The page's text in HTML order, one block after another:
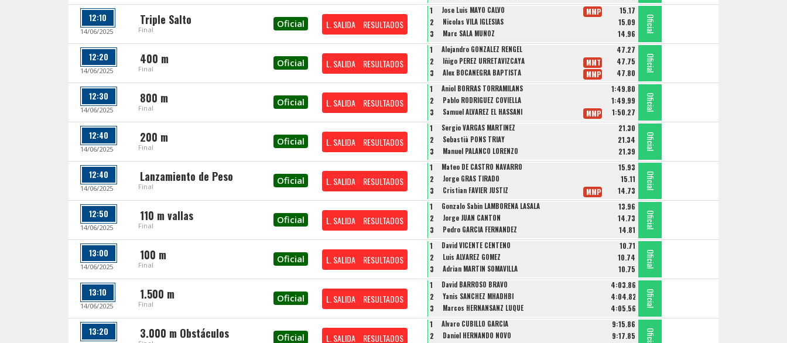
12:10
14/06/2025
Triple Salto
Final
Oficial L. SALIDA RESULTADOS
1 Jose Luis MAYO CALVO 15.17
MMP
Oficial
2 Nicolas VILA IGLESIAS 15.09 Oficial
3 Marc SALA MUÑOZ 14.96
Oficial
12:20
14/06/2025
400 m
Final
Oficial L. SALIDA RESULTADOS
1 Alejandro GONZALEZ RENGEL 47.27
Oficial
2 Iñigo PEREZ URRETAVIZCAYA 47.75
MMT Oficial
3 Alex BOCANEGRA BAPTISTA 47.80
MMP
Oficial
12:30
14/06/2025
800 m
Final
Oficial L. SALIDA RESULTADOS
1 Aniol BORRAS TORRAMILANS 1:49.80
Oficial
2 Pablo RODRIGUEZ COVIELLA 1:49.99 Oficial
3 Samuel ALVAREZ EL HASSANI 1:50.27
MMP
Oficial
12:40
14/06/2025
200 m
Final
Oficial L. SALIDA RESULTADOS
1 Sergio VARGAS MARTINEZ 21.30
Oficial
2 Sebastià PONS TRIAY 21.34 Oficial
3 Manuel PALANCO LORENZO 21.39
Oficial
12:40
14/06/2025
Lanzamiento de Peso
Final
Oficial L. SALIDA RESULTADOS
1 Mateo DE CASTRO NAVARRO 15.93
Oficial
2 Jorge GRAS TIRADO 15.11 Oficial
3 Cristian FAVIER JUSTIZ 14.73
MMP
Oficial
12:50
14/06/2025
110 m vallas
Final
Oficial L. SALIDA RESULTADOS
1 Gonzalo Sabin LAMBORENA LASALA 13.96
Oficial
2 Jorge JUAN CANTON 14.73 Oficial
3 Pedro GARCIA FERNANDEZ 14.81
Oficial
13:00
14/06/2025
100 m
Final
Oficial L. SALIDA RESULTADOS
1 David VICENTE CENTENO 10.71
Oficial
2 Luis ALVAREZ GOMEZ 10.74 Oficial
3 Adrian MARTIN SOMAVILLA 10.75
Oficial
13:10
14/06/2025
1.500 m
Final
Oficial L. SALIDA RESULTADOS
1 David BARROSO BRAVO 4:03.86
Oficial
2 Yanis SANCHEZ MHADHBI 4:04.82 Oficial
3 Marcos HERNANSANZ LUQUE 4:05.56
Oficial
13:20 3.000 m Obstáculos Oficial L. SALIDA RESULTADOS
1 Alvaro CUBILLO GARCIA 9:15.86
Oficial
2 Daniel HERNANDO NOVO 9:17.85 Oficial
Oficial